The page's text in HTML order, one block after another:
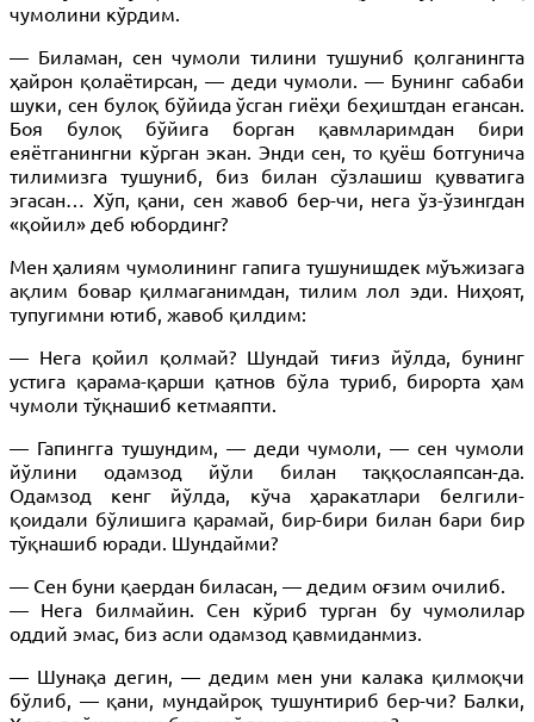
чумолини кўрдим.
— Биламан, сен чумоли тилини тушуниб қолганингта
ҳайрон қолаётирсан, — деди чумоли. — Бунинг сабаби
шуки, сен булоқ бўйида ўсган гиёҳи беҳиштдан егансан.
Боя булоқ бўйига борган қавмларимдан бири
еяётганингни кўрган экан. Энди сен, то қуёш ботгунича
тилимизга тушуниб, биз билан сўзлашиш қувватига
эгасан… Хўп, қани, сен жавоб бер-чи, нега ўз-ўзингдан
«қойил» деб юбординг?
Мен ҳалиям чумолининг гапига тушунишдек мўъжизага
ақлим бовар қилмаганимдан, тилим лол эди. Ниҳоят,
тупугимни ютиб, жавоб қилдим:
— Нега қойил қолмай? Шундай тиғиз йўлда, бунинг
устига қарама-қарши қатнов бўла туриб, бирорта ҳам
чумоли тўқнашиб кетмаяпти.
— Гапингга тушундим, — деди чумоли, — сен чумоли
йўлини одамзод йўли билан таққослаяпсан-да.
Одамзод кенг йўлда, кўча ҳаракатлари белгили-
қоидали бўлишига қарамай, бир-бири билан бари бир
тўқнашиб юради. Шундайми?
— Сен буни қаердан биласан, — дедим оғзим очилиб.
— Нега билмайин. Сен кўриб турган бу чумолилар
оддий эмас, биз асли одамзод қавмиданмиз.
— Шунақа дегин, — дедим мен уни калака қилмоқчи
бўлиб, — қани, мундайроқ тушунтириб бер-чи? Балки,